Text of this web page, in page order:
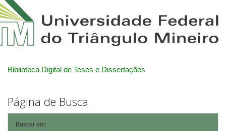
Biblioteca Digital de Teses e Dissertações
Página de Busca
Buscar em: